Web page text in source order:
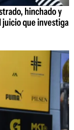
hinchado y
juicio que investiga